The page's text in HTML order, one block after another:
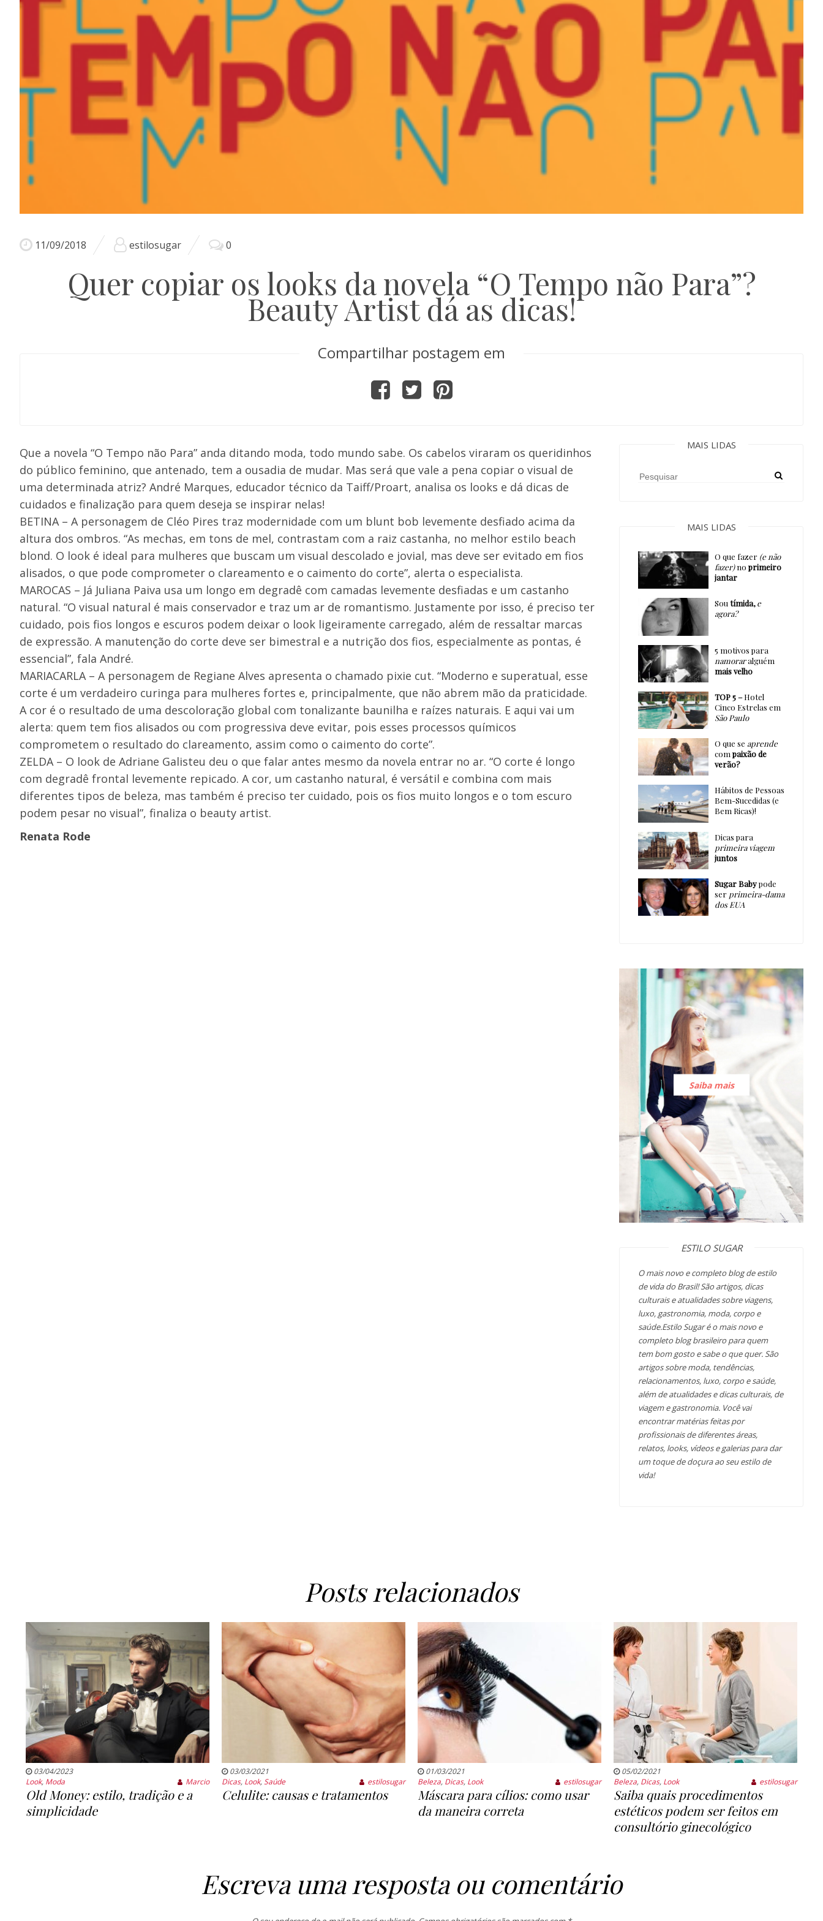
11/09/2018 estilosugar 0
Quer copiar os looks da novela “O Tempo não Para”?
Beauty Artist dá as dicas!
Compartilhar postagem em
Que a novela “O Tempo não Para” anda ditando moda, todo mundo sabe. Os cabelos viraram os queridinhos
do público feminino, que antenado, tem a ousadia de mudar. Mas será que vale a pena copiar o visual de
uma determinada atriz? André Marques, educador técnico da Taiff/Proart, analisa os looks e dá dicas de
cuidados e finalização para quem deseja se inspirar nelas!
BETINA – A personagem de Cléo Pires traz modernidade com um blunt bob levemente desfiado acima da
altura dos ombros. “As mechas, em tons de mel, contrastam com a raiz castanha, no melhor estilo beach
blond. O look é ideal para mulheres que buscam um visual descolado e jovial, mas deve ser evitado em fios
alisados, o que pode comprometer o clareamento e o caimento do corte”, alerta o especialista.
MAROCAS – Já Juliana Paiva usa um longo em degradê com camadas levemente desfiadas e um castanho
natural. “O visual natural é mais conservador e traz um ar de romantismo. Justamente por isso, é preciso ter
cuidado, pois fios longos e escuros podem deixar o look ligeiramente carregado, além de ressaltar marcas
de expressão. A manutenção do corte deve ser bimestral e a nutrição dos fios, especialmente as pontas, é
essencial”, fala André.
MARIACARLA – A personagem de Regiane Alves apresenta o chamado pixie cut. “Moderno e superatual, esse
corte é um verdadeiro curinga para mulheres fortes e, principalmente, que não abrem mão da praticidade.
A cor é o resultado de uma descoloração global com tonalizante baunilha e raízes naturais. E aqui vai um
alerta: quem tem fios alisados ou com progressiva deve evitar, pois esses processos químicos
comprometem o resultado do clareamento, assim como o caimento do corte”.
ZELDA – O look de Adriane Galisteu deu o que falar antes mesmo da novela entrar no ar. “O corte é longo
com degradê frontal levemente repicado. A cor, um castanho natural, é versátil e combina com mais
diferentes tipos de beleza, mas também é preciso ter cuidado, pois os fios muito longos e o tom escuro
podem pesar no visual”, finaliza o beauty artist.
Renata Rode
MAIS LIDAS
MAIS LIDAS
O que fazer (e não
fazer)noprimeiro
jantar
Sou tímida, e
agora?
5 motivos para
namoraralguém
mais velho
TOP 5 –Hotel
Cinco Estrelas em
São Paulo
O que se aprende
compaixão de
verão?
Hábitos de Pessoas
Bem-Sucedidas (e
Bem Ricas)!
Dicas para
primeira viagem
juntos
Sugar Babypode
ser primeira-dama
dos EUA
Saiba mais
ESTILO SUGAR
O mais novo e completo blog de estilo
de vida do Brasil! São artigos, dicas
culturais e atualidades sobre viagens,
luxo, gastronomia, moda, corpo e
saúde.Estilo Sugar é o mais novo e
completo blog brasileiro para quem
tem bom gosto e sabe o que quer. São
artigos sobre moda, tendências,
relacionamentos, luxo, corpo e saúde,
além de atualidades e dicas culturais, de
viagem e gastronomia. Você vai
encontrar matérias feitas por
profissionais de diferentes áreas,
relatos, looks, vídeos e galerias para dar
um toque de doçura ao seu estilo de
vida!
Posts relacionados
03/04/2023
Look, Moda Marcio
Old Money: estilo, tradição e a
simplicidade
03/03/2021
Dicas, Look,Saúde estilosugar
Celulite: causas e tratamentos
01/03/2021
Beleza, Dicas, Look estilosugar
Máscara para cílios: como usar
da maneira correta
05/02/2021
Beleza, Dicas, Look estilosugar
Saiba quais procedimentos
estéticos podem ser feitos em
consultório ginecológico
Escreva uma resposta ou comentário